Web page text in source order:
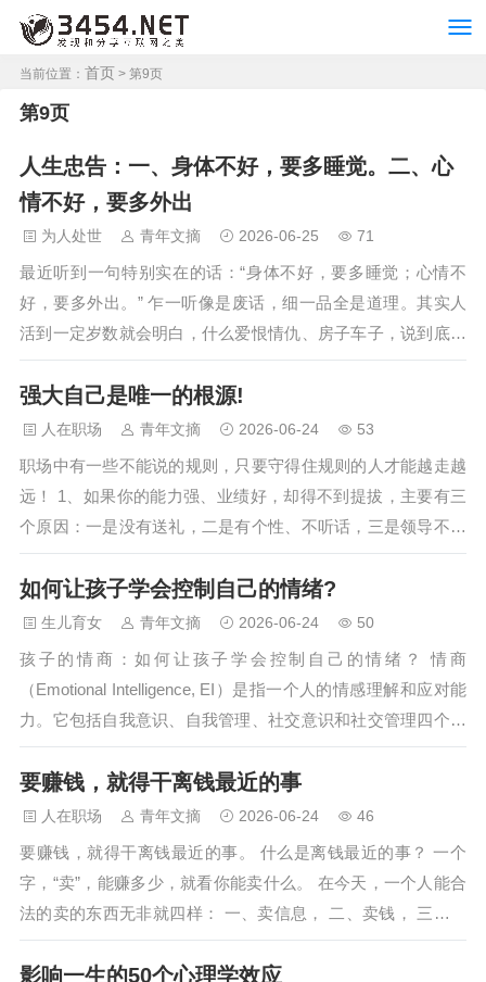
当前位置： 首页 > 第9页
第9页
人生忠告：一、身体不好，要多睡觉。二、心
情不好，要多外出
为人处世 青年文摘 2026-06-25 71
最近听到一句特别实在的话：“身体不好，要多睡觉；心情不
好，要多外出。” 乍一听像是废话，细一品全是道理。其实人
活到一定岁数就会明白，什么爱恨情仇、房子车子，说到底都
比不上这两样东西：一个健康的身体，和一颗平和的心。 今
天，想跟你分享几则关于生活的“忠告”。它们不是什么惊天动
地的大道理，却是让我们活得更加通透的良方。 1、关于生
活：你变好了，一切就都顺了 我们常常向外寻找出路，却忘了
向内修炼自身。当你觉得生活哪哪都不对劲的时候…
强大自己是唯一的根源!
人在职场 青年文摘 2026-06-24 53
职场中有一些不能说的规则，只要守得住规则的人才能越走越
远！ 1、如果你的能力强、业绩好，却得不到提拔，主要有三
个原因：一是没有送礼，二是有个性、不听话，三是领导不信
任你，提拔你，未来没好处。所以，你要找准病根、对症下
药。抱怨、骂娘，没用。 2、你的目标不要说，当时机不成熟
时，如果过早地暴露你的野心，只会让你变成别人的眼中钉，
最终阻碍你的事业。 3、领导给你安排任务，甭管你愿意不愿
意，能不能干好，假装也要假装出认真积极的态度，行走职
场，态度比结…
如何让孩子学会控制自己的情绪?
生儿育女 青年文摘 2026-06-24 50
孩子的情商：如何让孩子学会控制自己的情绪？ 情商
（Emotional Intelligence, EI）是指一个人的情感理解和应对能
力。它包括自我意识、自我管理、社交意识和社交管理四个方
面。对于孩子来说，情商的培养非常重要。在孩子的成长过程
中，他们会经历各种情绪，包括快乐、悲伤、愤怒、恐惧等
等。如何让孩子学会控制自己的情绪，成为了很多家长关注的
问题。本文将介绍一些方法，帮助孩子培养情商，学会控制自
己的情绪。 一、了解孩子的情绪 孩子的情绪…
要赚钱，就得干离钱最近的事
人在职场 青年文摘 2026-06-24 46
要赚钱，就得干离钱最近的事。 什么是离钱最近的事？ 一个
字，“卖”，能赚多少，就看你能卖什么。 在今天，一个人能合
法的卖的东西无非就四样： 一、卖信息， 二、卖钱， 三、卖
他人的注意力， 四、卖自己的时间。 对于许多人来说，赚钱
不仅是一种谋生手段，而且是一种寻求独立和自由的方式。 然
影响一生的50个心理学效应